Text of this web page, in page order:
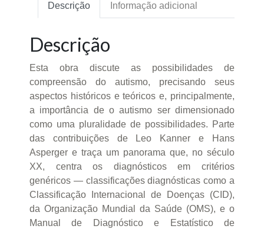
Descrição Informação adicional
Descrição
Esta obra discute as possibilidades de
compreensão do autismo, precisando seus
aspectos históricos e teóricos e, principalmente,
a importância de o autismo ser dimensionado
como uma pluralidade de possibilidades. Parte
das contribuições de Leo Kanner e Hans
Asperger e traça um panorama que, no século
XX, centra os diagnósticos em critérios
genéricos — classificações diagnósticas como a
Classificação Internacional de Doenças (CID),
da Organização Mundial da Saúde (OMS), e o
Manual de Diagnóstico e Estatístico de